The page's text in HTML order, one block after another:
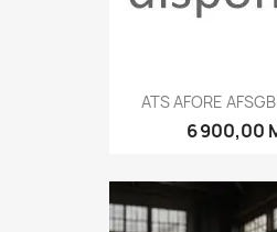
ATS AFORE
6 900,00